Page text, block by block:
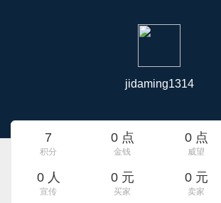
jidaming1314
7
积分
0 点
金钱
0 点
威望
0 人
宣传
0 元
买家
0 元
卖家